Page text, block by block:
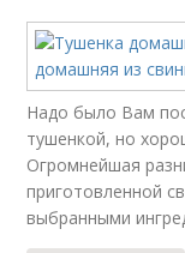
Надо было Вам
тушенкой, но
Огромнейшая
приготовленной
выбранными